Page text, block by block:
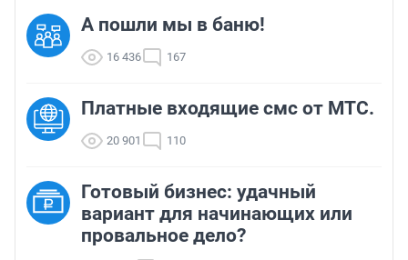
А пошли мы в баню!
16 436 167
Платные входящие смс от МТС.
20 901 110
Готовый бизнес: удачный
вариант для начинающих или
провальное дело?